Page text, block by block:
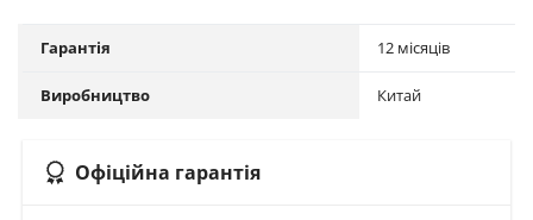
Гарантія 12 місяців
Виробництво Китай
Офіційна гарантія